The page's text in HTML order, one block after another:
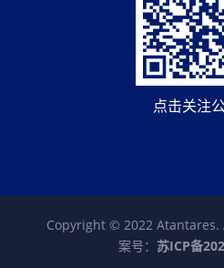
点击关注
Copyright © 2022 Atantares.
案号： 苏ICP备